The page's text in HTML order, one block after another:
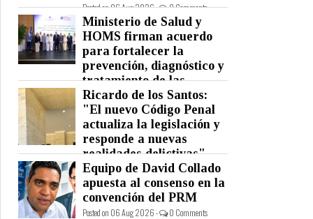
Posted on 06 Aug 2026 - 0 Comments
Ministerio de Salud y
HOMS firman acuerdo
para fortalecer la
prevención, diagnóstico y
tratamiento de las
hepatitis virales
Posted on 06 Aug 2026 - 0 Comments
Ricardo de los Santos:
"El nuevo Código Penal
actualiza la legislación y
responde a nuevas
realidades delictivas"
Posted on 06 Aug 2026 - 0 Comments
Equipo de David Collado
apuesta al consenso en la
convención del PRM
Posted on 06 Aug 2026 - 0 Comments